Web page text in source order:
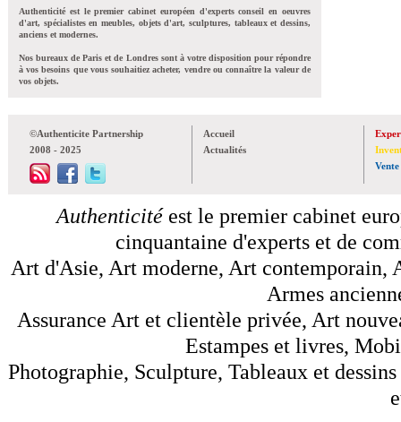
Authenticité est le premier cabinet européen d'experts conseil en oeuvres
d'art, spécialistes en meubles, objets d'art, sculptures, tableaux et dessins,
anciens et modernes.
Nos bureaux de Paris et de Londres sont à votre disposition pour répondre
à vos besoins que vous souhaitiez acheter, vendre ou connaître la valeur de
vos objets.
©Authenticite Partnership
2008 - 2025
Accueil
Actualités
Vente
Authenticitéest le premier cabinet
cinquantaine d'experts et de
Art d'Asie, Art moderne, Art contemporain,
Armes
Assurance Art et clientèle privée, Art
Estampes et livres,
Photographie, Sculpture, Tableaux et